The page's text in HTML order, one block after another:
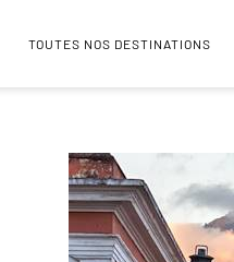
TOUTES NOS DESTINATIONS